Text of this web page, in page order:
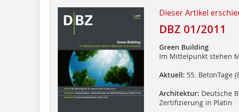
Dieser Artikel
DBZ 01/2011
Green Building
Im Mittelpunkt stehen
Aktuell: 55. BetonTage
Architektur: Deutsche
Zertifizierung in Platin